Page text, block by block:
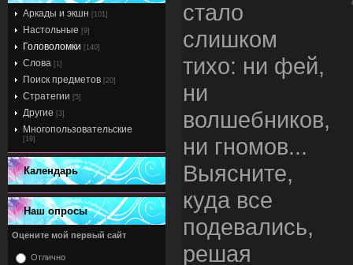
Аркады и экшн [101]
Настольные [9]
Головоломки [140]
Слова [1]
Поиск предметов [20]
Стратегии [5]
Другие [3]
Многопользовательские
[19]
Календарь
Наш опросы
Оцените мой первый сайт
Отлично
стало
слишком
тихо: ни фей,
ни
волшебников,
ни гномов...
Выясните,
куда все
подевались,
решая